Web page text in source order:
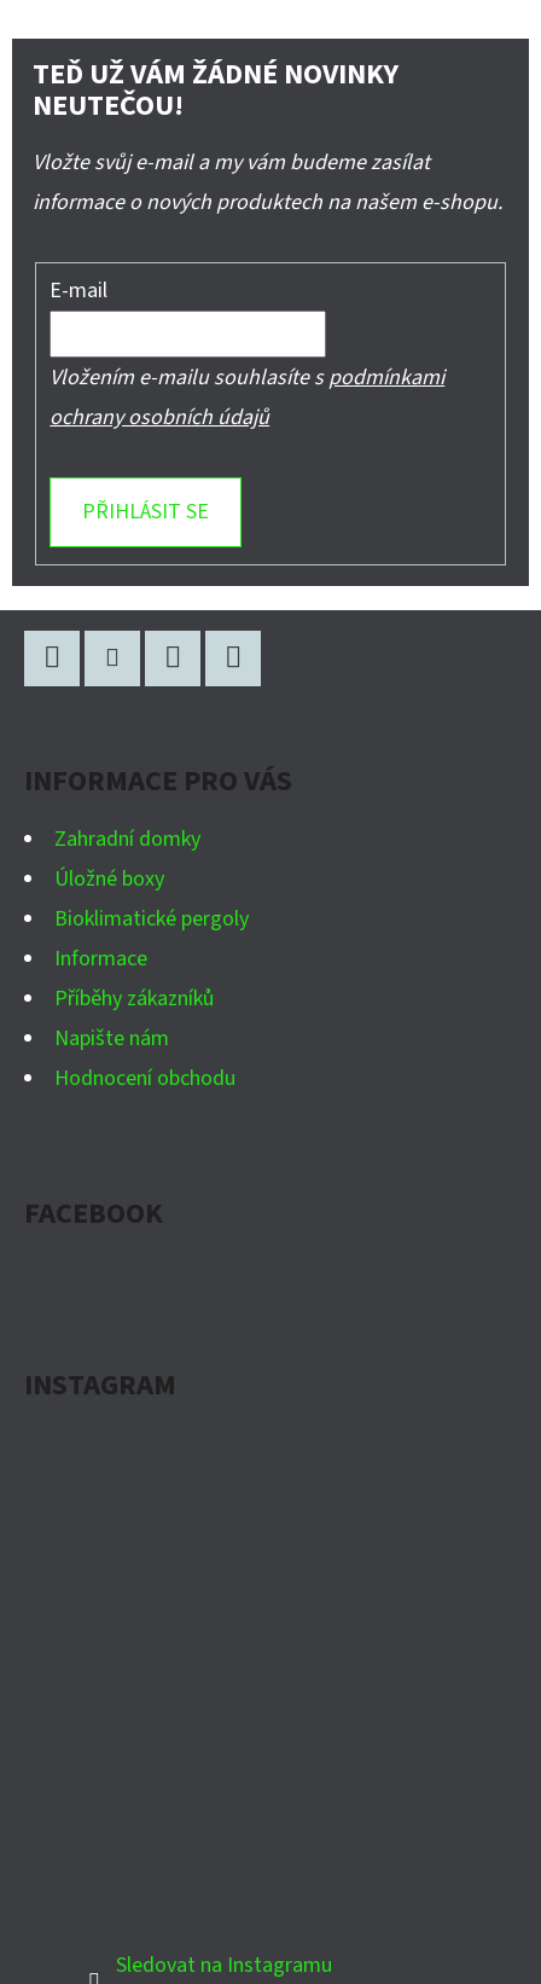
TEĎ UŽ VÁM ŽÁDNÉ NOVINKY
NEUTEČOU!
Vložte svůj e-mail a my vám budeme zasílat
informace o nových produktech na našem e-shopu.
E-mail
Vložením e-mailu souhlasíte spodmínkami
ochrany osobních údajů
PŘIHLÁSIT SE
INFORMACE PRO VÁS
Zahradní domky
Úložné boxy
Bioklimatické pergoly
Informace
Příběhy zákazníků
Napište nám
Hodnocení obchodu
FACEBOOK
INSTAGRAM
Sledovat na Instagramu